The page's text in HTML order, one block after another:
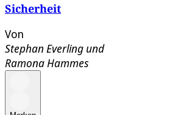
Sicherheit
Von
Stephan Everling und
Ramona Hammes